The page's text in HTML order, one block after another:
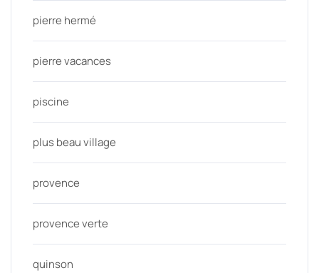
pierre hermé
pierre vacances
piscine
plus beau village
provence
provence verte
quinson